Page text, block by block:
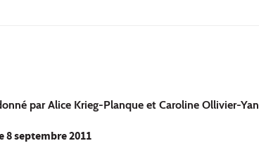
par Alice Krieg-Planque et Caroline Ollivier-
8 septembre 2011